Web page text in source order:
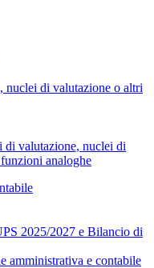
nuclei di valutazione o altri
valutazione, nuclei di
analoghe
2025/2027 e Bilancio di
amministrativa e contabile